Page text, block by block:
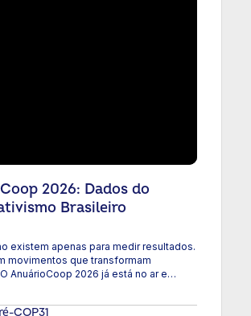
2026: Dados do
Brasileiro
existem apenas para medir resultados.
movimentos que transformam
AnuárioCoop 2026 já está no ar e
COP31